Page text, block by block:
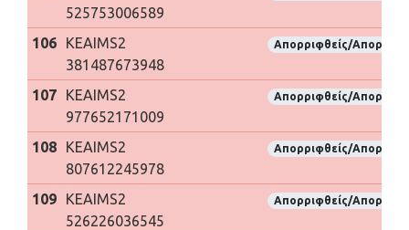
525753006589
106
KEAIMS2
381487673948
Απορριφθείς/
107
KEAIMS2
977652171009
Απορριφθείς/
108
KEAIMS2
807612245978
Απορριφθείς/
109
KEAIMS2
526226036545
Απορριφθείς/